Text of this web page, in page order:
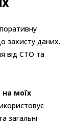
захисту даних.
від CTO та
моїх
загальні